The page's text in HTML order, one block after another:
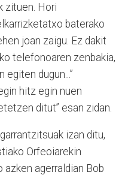
zituen. Hori
baterako
joan zaigu. Ez dakit
telefonoaren zenbakia,
egiten dugun...”
hitz egin nuen
ditut” esan zidan.
izan ditu,
Orfeoiarekin
azken agerraldian Bob